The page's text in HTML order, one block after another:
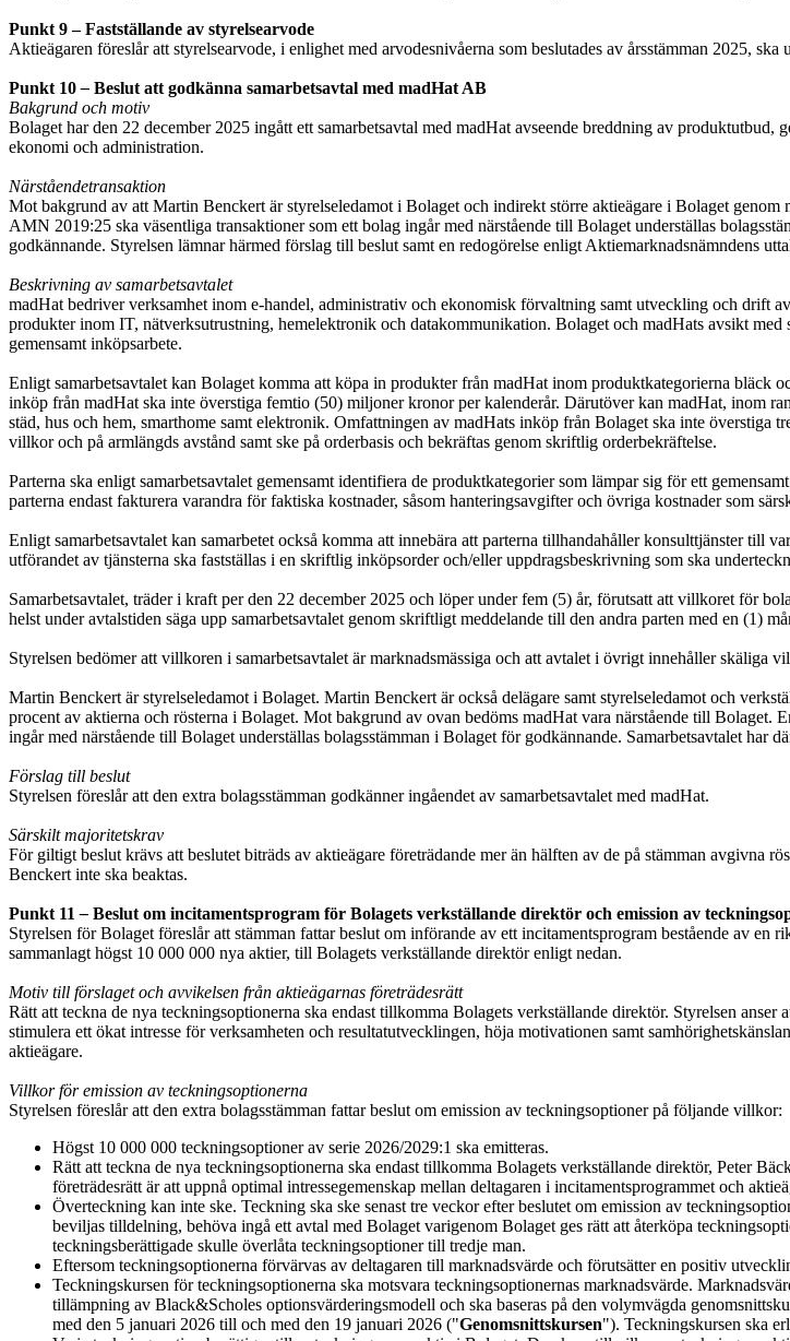
Punkt 9 – Fastställande av styrelsearvode
Aktieägaren föreslår att styrelsearvode, i enlighet med arvodesnivåerna som beslutades av årsstämman 2025,
Punkt 10– Beslut att godkänna samarbetsavtal med madHat AB
Bakgrund och motiv
Bolaget har den 22 december 2025 ingått ett samarbetsavtal med madHat avseende breddning av
ekonomi och administration.
Närståendetransaktion
Mot bakgrund av att Martin Benckert är styrelseledamot i Bolaget och indirekt större aktieägare i Bolaget
AMN 2019:25 ska väsentliga transaktioner som ett bolag ingår med närstående till Bolaget underställas
godkännande. Styrelsen lämnar härmed förslag till beslut samt en redogörelse enligt Aktiemarknadsnämndens
Beskrivning av samarbetsavtalet
madHat bedriver verksamhet inom e-handel, administrativ och ekonomisk förvaltning samt utveckling och drift
produkter inom IT, nätverksutrustning, hemelektronik och datakommunikation. Bolaget och madHats avsikt
gemensamt inköpsarbete.
Enligt samarbetsavtalet kan Bolaget komma att köpa in produkter från madHat inom produktkategorierna bläck
inköp från madHat ska inte överstiga femtio (50) miljoner kronor per kalenderår. Därutöver kan madHat, inom
städ, hus och hem, smarthome samt elektronik. Omfattningen av madHats inköp från Bolaget ska inte
villkor och på armlängds avstånd samt ske på orderbasis och bekräftas genom skriftlig orderbekräftelse.
Parterna ska enligt samarbetsavtalet gemensamt identifiera de produktkategorier som lämpar sig för ett
parterna endast fakturera varandra för faktiska kostnader, såsom hanteringsavgifter och övriga kostnader som
Enligt samarbetsavtalet kan samarbetet också komma att innebära att parterna tillhandahåller konsulttjänster
utförandet av tjänsterna ska fastställas i en skriftlig inköpsorder och/eller uppdragsbeskrivning som ska
Samarbetsavtalet, träder i kraft per den 22 december 2025 och löper under fem (5) år, förutsatt att villkoret för
helst under avtalstiden säga upp samarbetsavtalet genom skriftligt meddelande till den andra parten med en (1)
Styrelsen bedömer att villkoren i samarbetsavtalet är marknadsmässiga och att avtalet i övrigt innehåller skäliga
Martin Benckert är styrelseledamot i Bolaget. Martin Benckert är också delägare samt styrelseledamot och
procent av aktierna och rösterna i Bolaget. Mot bakgrund av ovan bedöms madHat vara närstående till
ingår med närstående till Bolaget underställas bolagsstämman i Bolaget för godkännande. Samarbetsavtalet har
Förslag till beslut
Styrelsen föreslår att den extra bolagsstämman godkänner ingåendet av samarbetsavtalet med madHat.
Särskilt majoritetskrav
För giltigt beslut krävs att beslutet biträds av aktieägare företrädande mer än hälften av de på stämman avgivna
Benckert inte ska beaktas.
Punkt 11 – Beslut om incitamentsprogram för Bolagets verkställande direktör och emission av
Styrelsen för Bolaget föreslår att stämman fattar beslut om införande av ett incitamentsprogram bestående av
sammanlagt högst 10 000 000 nya aktier, till Bolagets verkställande direktör enligt nedan.
Motiv till förslaget och avvikelsen från aktieägarnas företrädesrätt
Rätt att teckna de nya teckningsoptionerna ska endast tillkomma Bolagets verkställande direktör. Styrelsen
stimulera ett ökat intresse för verksamheten och resultatutvecklingen, höja motivationen samt
aktieägare.
Villkor för emission av teckningsoptionerna
Styrelsen föreslår att den extra bolagsstämman fattar beslut om emission av teckningsoptioner på följande villkor:
Högst 10 000 000 teckningsoptioner av serie 2026/2029:1 ska emitteras.
Rätt att teckna de nya teckningsoptionerna ska endast tillkomma Bolagets verkställande direktör, Peter
företrädesrätt är att uppnå optimal intressegemenskap mellan deltagaren i incitamentsprogrammet och
Överteckning kan inte ske. Teckning ska ske senast tre veckor efter beslutet om emission av
beviljas tilldelning, behöva ingå ett avtal med Bolaget varigenom Bolaget ges rätt att återköpa
teckningsberättigade skulle överlåta teckningsoptioner till tredje man.
Eftersom teckningsoptionerna förvärvas av deltagaren till marknadsvärde och förutsätter en positiv
Teckningskursen för teckningsoptionerna ska motsvara teckningsoptionernas marknadsvärde.
tillämpning av Black&Scholes optionsvärderingsmodell och ska baseras på den volymvägda
med den 5 januari 2026 till och med den 19 januari 2026 ("Genomsnittskursen"). Teckningskursen ska